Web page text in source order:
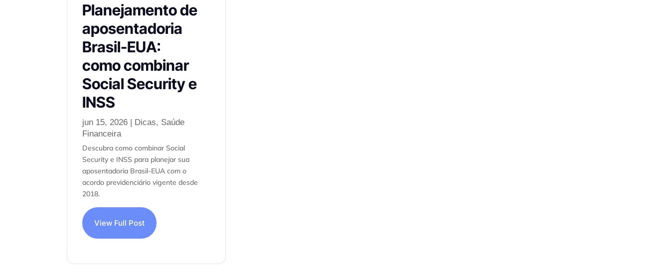
Planejamento de
aposentadoria
Brasil-EUA:
como combinar
Social Security e
INSS
jun 15, 2026 | Dicas, Saúde
Financeira
Descubra como combinar Social
Security e INSS para planejar sua
aposentadoria Brasil-EUA com o
acordo previdenciário vigente desde
2018.
View Full Post